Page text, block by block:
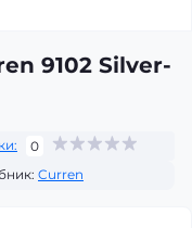
9102 Silver-
0
Curren